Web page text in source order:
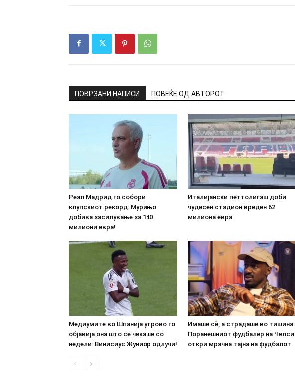
ПОВРЗАНИ НАПИСИ ПОВЕЌЕ ОД АВТОРОТ
Реал Мадрид го собори
клупскиот рекорд: Мурињо
добива засилување за 140
милиони евра!
Италијански петтолигаш доби
чудесен стадион вреден 62
милиона евра
Медиумите во Шпанија утрово го
објавија она што се чекаше со
недели: Винисиус Жуниор одлучи!
Имаше сè, а страдаше во тишина:
Поранешниот фудбалер на Челси
откри мрачна тајна на фудбалот